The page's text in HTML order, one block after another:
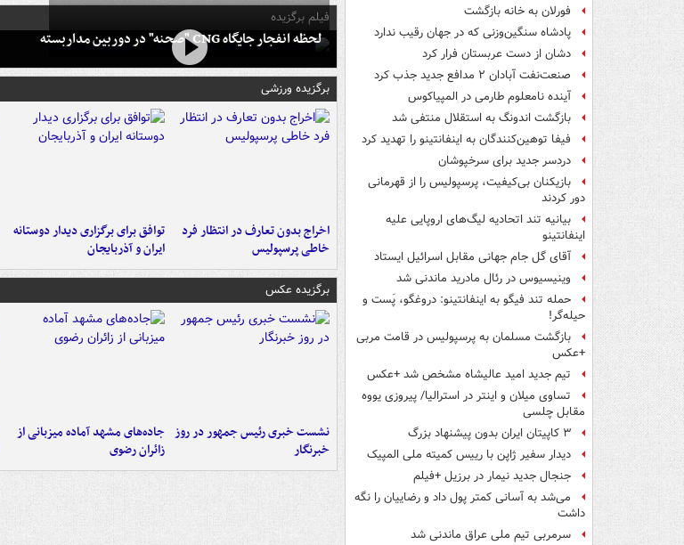
فورلان به خانه بازگشت
پادشاه سنگین‌وزنی که در جهان رقیب ندارد
دشان از دست عربستان فرار کرد
صنعت‌نفت آبادان ۲ مدافع جدید جذب کرد
آینده نامعلوم طارمی در المپیاکوس
بازگشت اندونگ به استقلال منتفی شد
فیفا توهین‌کنندگان به اینفانتینو را تهدید کرد
دردسر جدید برای سرخپوشان
بازیکنان بی‌کیفیت، پرسپولیس را از قهرمانی
دور کردند
بیانیه تند اتحادیه لیگ‌های اروپایی علیه
اینفانتینو
آقای گل جام جهانی مقابل اسرائیل ایستاد
وینیسیوس در رئال مادرید ماندنی شد
حمله تند فیگو به اینفانتینو: دروغگو، پَست‌ و
حیله‌گر!
بازگشت مسلمان به پرسپولیس در قامت مربی
+عکس
تیم جدید امید عالیشاه مشخص شد +عکس
تساوی میلان و اینتر در استرالیا/ پیروزی یووه
مقابل چلسی
۳ کاپیتان ایران بدون پیشنهاد بزرگ
دیدار سفیر ژاپن با رییس کمیته ملی المپیک
جنجال جدید نیمار در برزیل +فیلم
می‌شد به آسانی کمتر پول داد و رضاییان را نگه
داشت
سرمربی تیم ملی عراق ماندنی شد
فیلم برگزیده
لحظه انفجار جایگاه CNG "صحنه" در دوربین مداربسته
برگزیده ورزشی
اخراج بدون تعارف در انتظار فرد
خاطی پرسپولیس
توافق برای برگزاری دیدار دوستانه
ایران و آذربایجان
برگزیده عکس
نشست خبری رئیس جمهور در روز
خبرنگار
جاده‌های مشهد آماده میزبانی از
زائران رضوی